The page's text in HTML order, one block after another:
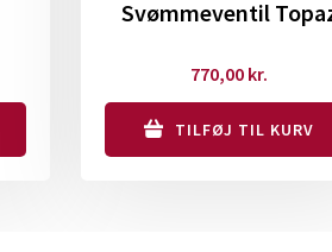
Svømmeventil
770,00 kr.
TILFØJ TIL KURV